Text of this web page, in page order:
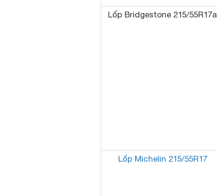
Lốp Bridgestone 215/55R17a
Lốp Michelin 215/55R17